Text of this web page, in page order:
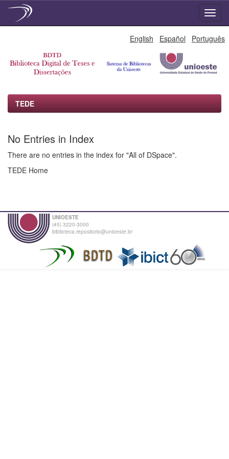
English Español Português
TEDE
No Entries in Index
There are no entries in the index for "All of DSpace".
TEDE Home
UNIOESTE
(45) 3220-3000
biblioteca.repositorio@unioeste.br